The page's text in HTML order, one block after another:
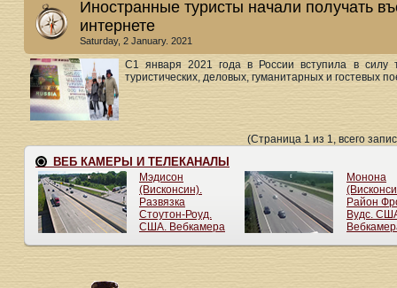
Иностранные туристы начали получать
интернете
Saturday, 2 January. 2021
C1 января 2021 года в России вступила в силу
туристических, деловых, гуманитарных и гостевых
(Страница 1 из 1, всего